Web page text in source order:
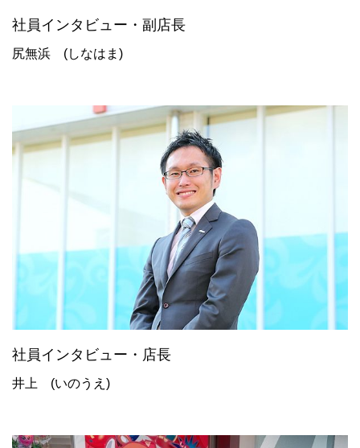
社員インタビュー・副店長
尻無浜 (しなはま)
社員インタビュー・店長
井上 (いのうえ)